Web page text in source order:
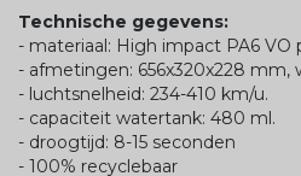
Technische gegevens:
- materiaal: High impact PA6 VO
- afmetingen: 656x320x228 mm,
- luchtsnelheid: 234-410 km/u.
- capaciteit watertank: 480 ml.
- droogtijd: 8-15 seconden
- 100% recyclebaar